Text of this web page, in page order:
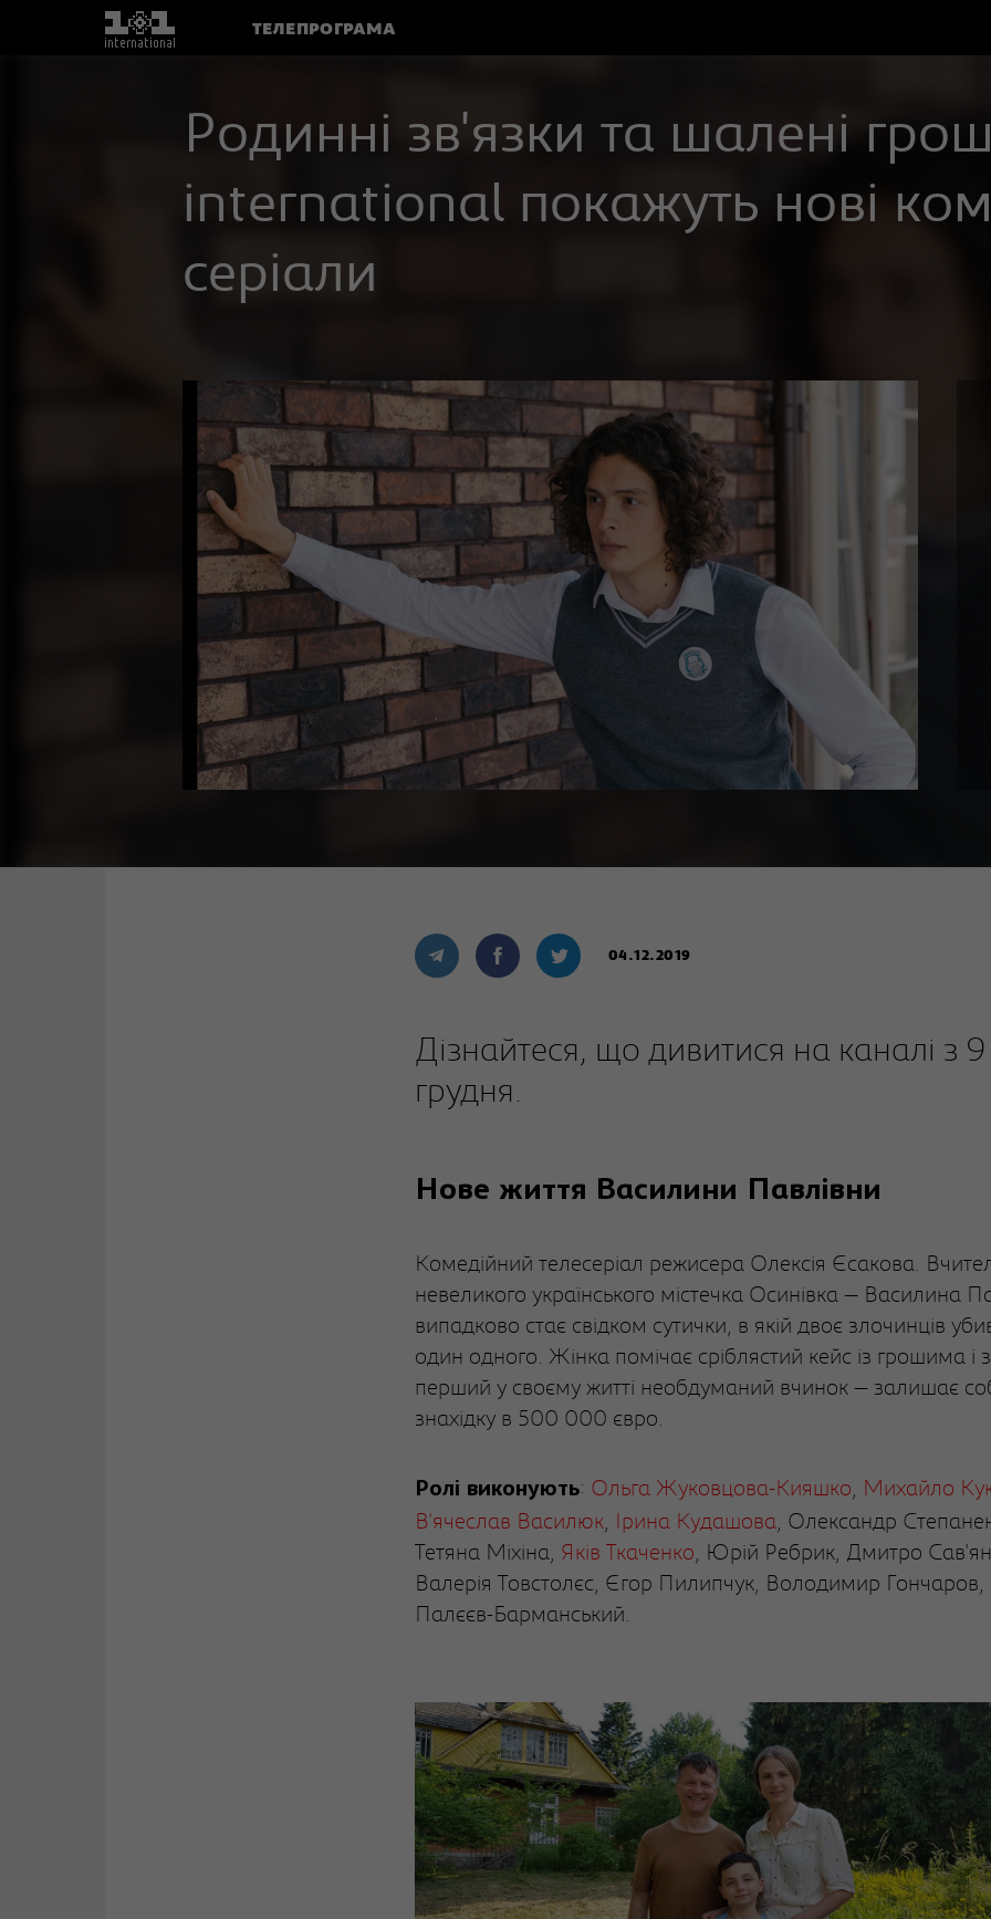
ТЕЛЕПРОГРАМА
Родинні зв'язки та шалені
international покажуть нові
серіали
04.12.2019
Дізнайтеся, що дивитися на каналі з
грудня.
Нове життя Василини Павлівни
Комедійний телесеріал режисера Олексія Єсакова.
невеликого українського містечка Осинівка — Василина
випадково стає свідком сутички, в якій двоє злочинців
один одного. Жінка помічає сріблястий кейс із грошима і
перший у своєму житті необдуманий вчинок — залишає
знахідку в 500 000 євро.
Ролі виконують: Ольга Жуковцова-Кияшко, Михайло
В'ячеслав Василюк, Ірина Кудашова, Олександр
Тетяна Міхіна, Яків Ткаченко, Юрій Ребрик, Дмитро
Валерія Товстолєс, Єгор Пилипчук, Володимир
Палєєв-Барманський.